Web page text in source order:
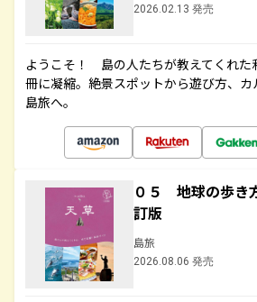
2026.02.13 発売
ようこそ！ 島の人たちが教えてくれた
冊に凝縮。絶景スポットから遊び方、カ
島旅へ。
０５ 地球の歩
訂版
島旅
2026.08.06 発売